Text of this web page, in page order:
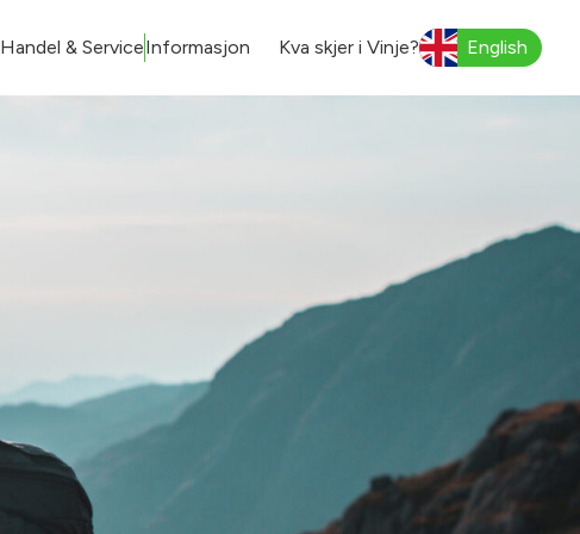
Handel & ServiceInformasjon Kva skjer i Vinje?